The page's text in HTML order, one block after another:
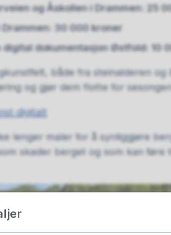
og Åskollen i Drammen: 25
30 000 kroner
dokumentasjon Østfold: 10
både fra steinalderen og
og gjør dem flotte for
digitalt
lenger maler for å synliggjøre
skader berget og som kan føre